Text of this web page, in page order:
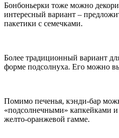
Бонбоньерки тоже можно
интересный вариант –
пакетики с семечками.
Более традиционный вариант
форме подсолнуха. Его можно
Помимо печенья, кэнди-бар
«подсолнечными» капкейками
желто-оранжевой гамме.